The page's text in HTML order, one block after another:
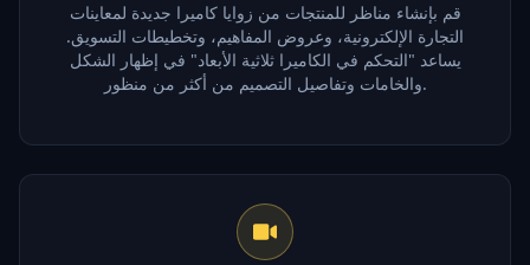
قم بإنشاء مناظر للمنتجات من زوايا كاميرا جديدة لمعاينات
التجارة الإلكترونية، وعروض المفاهيم، وتخطيطات التسويق.
يساعد "التحكم في الكاميرا ثلاثية الأبعاد" في إظهار الشكل
والخامات وتفاصيل التصميم من أكثر من منظور.